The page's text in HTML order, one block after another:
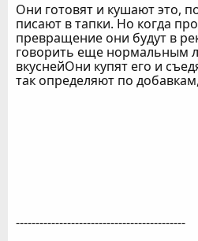
Они готовят и кушают это,
писают в тапки. Но когда
превращение они будут в
говорить еще нормальным
вкуснейОни купят его и
так определяют по
-------------------------------------------